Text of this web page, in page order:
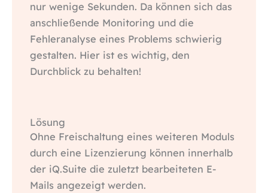
nur wenige Sekunden. Da können sich das
anschließende Monitoring und die
Fehleranalyse eines Problems schwierig
gestalten. Hier ist es wichtig, den
Durchblick zu behalten!
Lösung
Ohne Freischaltung eines weiteren Moduls
durch eine Lizenzierung können innerhalb
der iQ.Suite die zuletzt bearbeiteten E-
Mails angezeigt werden.